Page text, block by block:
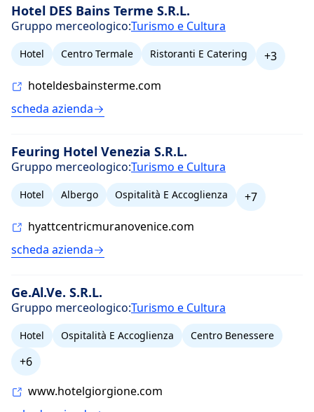
Hotel DES Bains Terme S.R.L.
Gruppo merceologico:Turismo e Cultura
Hotel Centro Termale Ristoranti E Catering
+3
hoteldesbainsterme.com
scheda azienda
Feuring Hotel Venezia S.R.L.
Gruppo merceologico:Turismo e Cultura
Hotel Albergo Ospitalità E Accoglienza
+7
hyattcentricmuranovenice.com
scheda azienda
Ge.Al.Ve. S.R.L.
Gruppo merceologico:Turismo e Cultura
Hotel Ospitalità E Accoglienza Centro Benessere
+6
www.hotelgiorgione.com